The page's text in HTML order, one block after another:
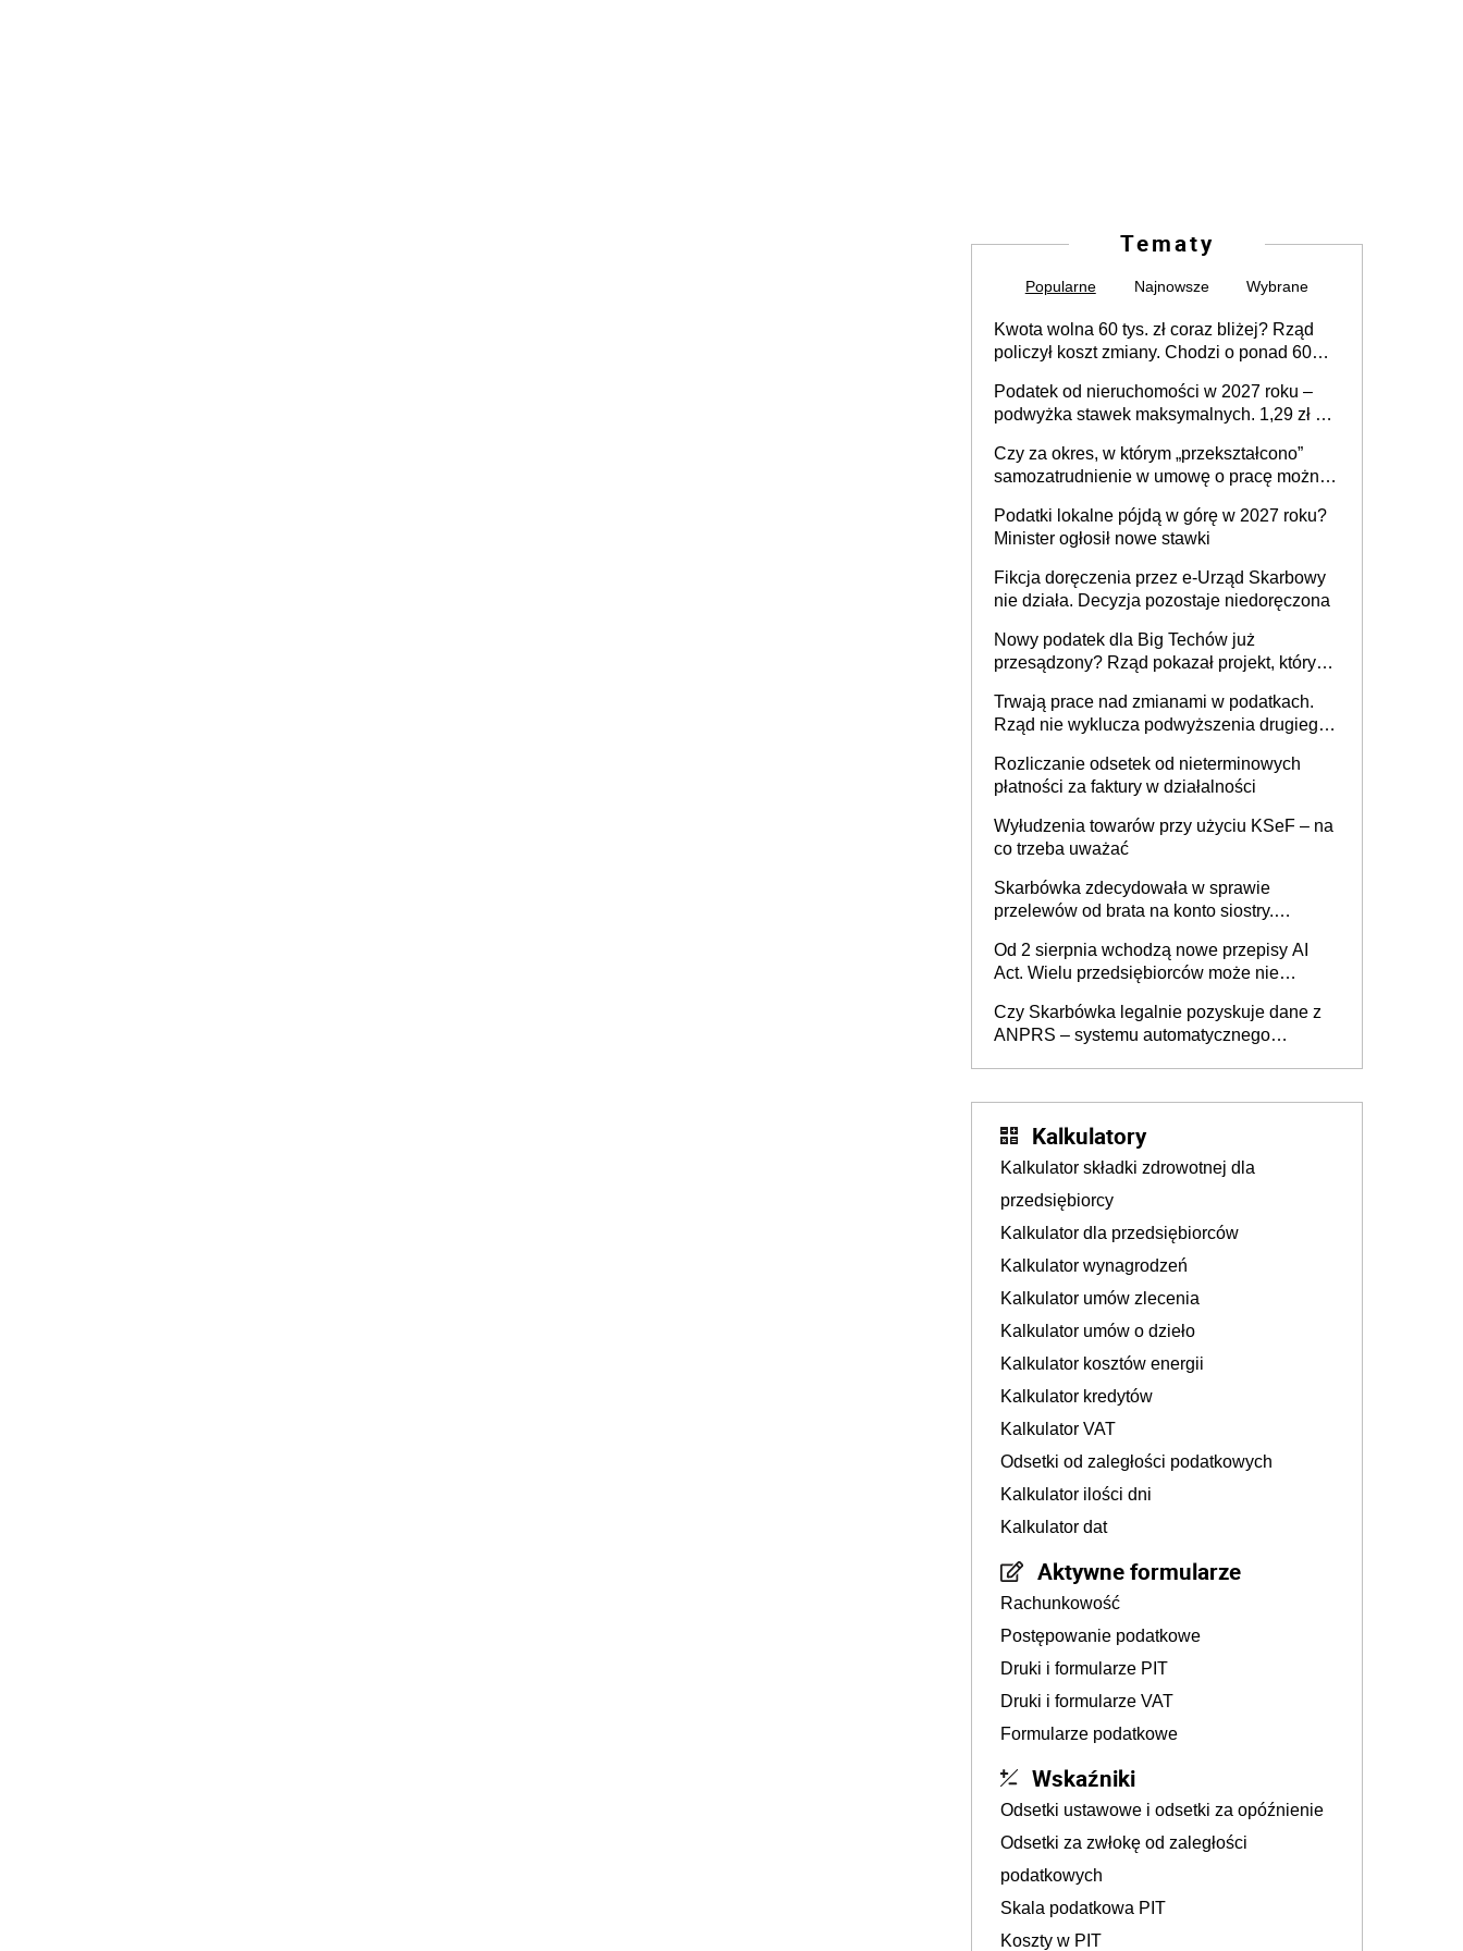
Tematy
Popularne Najnowsze Wybrane
Kwota wolna 60 tys. zł coraz bliżej? Rząd
policzył koszt zmiany. Chodzi o ponad 60
Podatek od nieruchomości w 2027 roku –
podwyżka stawek maksymalnych. 1,29 zł za
budynków i lokali związanych z
prowadzeniem działalności gospodarczej
Czy za okres, w którym „przekształcono”
samozatrudnienie w umowę o pracę można
umowy cywilnoprawnej jedynym
racjonalnym wyjściem
Podatki lokalne pójdą w górę w 2027 roku?
Minister ogłosił nowe stawki
Fikcja doręczenia przez e-Urząd Skarbowy
nie działa. Decyzja pozostaje niedoręczona
Nowy podatek dla Big Techów już
przesądzony? Rząd pokazał projekt, który
Trwają prace nad zmianami w podatkach.
Rząd nie wyklucza podwyższenia drugiego
Rozliczanie odsetek od nieterminowych
płatności za faktury w działalności
Wyłudzenia towarów przy użyciu KSeF – na
co trzeba uważać
Skarbówka zdecydowała w sprawie
przelewów od brata na konto siostry.
darowizna, ale podatku jednak nie będzie
Od 2 sierpnia wchodzą nowe przepisy AI
Act. Wielu przedsiębiorców może nie
Czy Skarbówka legalnie pozyskuje dane z
ANPRS – systemu automatycznego
Kalkulatory
Kalkulator składki zdrowotnej dla
przedsiębiorcy
Kalkulator dla przedsiębiorców
Kalkulator wynagrodzeń
Kalkulator umów zlecenia
Kalkulator umów o dzieło
Kalkulator kosztów energii
Kalkulator kredytów
Kalkulator VAT
Odsetki od zaległości podatkowych
Kalkulator ilości dni
Kalkulator dat
Aktywne formularze
Rachunkowość
Postępowanie podatkowe
Druki i formularze PIT
Druki i formularze VAT
Formularze podatkowe
Wskaźniki
Odsetki ustawowe i odsetki za opóźnienie
Odsetki za zwłokę od zaległości
podatkowych
Skala podatkowa PIT
Koszty w PIT